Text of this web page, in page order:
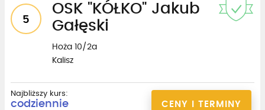
5
OSK "KÓŁKO" Jakub
Gałęski
Hoża 10/2a
Kalisz
CENY I TERMINY
Najbliższy kurs:
codziennie